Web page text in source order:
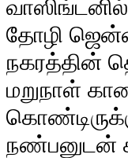
தோழி
நகரத்தின்
மறுநாள்
நண்பனுடன்